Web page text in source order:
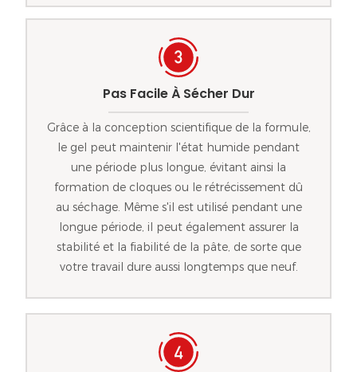
Pas Facile À Sécher Dur
Grâce à la conception scientifique de la formule,
le gel peut maintenir l'état humide pendant
une période plus longue, évitant ainsi la
formation de cloques ou le rétrécissement dû
au séchage. Même s'il est utilisé pendant une
longue période, il peut également assurer la
stabilité et la fiabilité de la pâte, de sorte que
votre travail dure aussi longtemps que neuf.